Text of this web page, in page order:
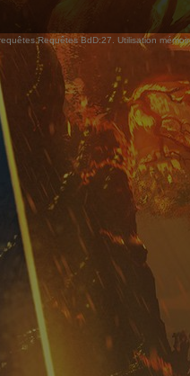
BdD:27. Utilisation